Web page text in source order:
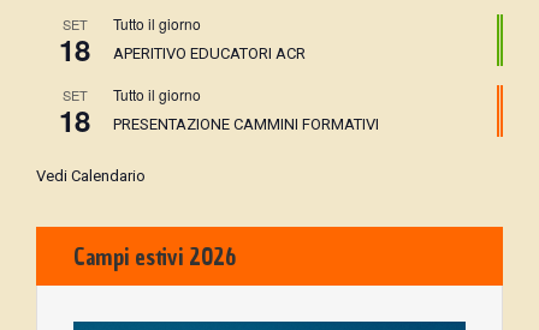
SET
18
Tutto il giorno
APERITIVO EDUCATORI ACR
SET
18
Tutto il giorno
PRESENTAZIONE CAMMINI FORMATIVI
Vedi Calendario
Campi estivi 2026